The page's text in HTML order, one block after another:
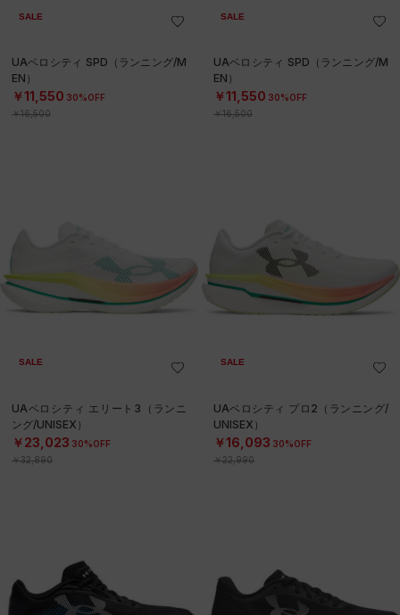
SALE
UAベロシティ SPD（ランニング/M
EN）
￥11,550 30%OFF
￥16,500
SALE
UAベロシティ SPD（ランニング/M
EN）
￥11,550 30%OFF
￥16,500
SALE
UAベロシティ エリート3（ランニ
ング/UNISEX）
￥23,023 30%OFF
￥32,890
SALE
UAベロシティ プロ2（ランニング/
UNISEX）
￥16,093 30%OFF
￥22,990